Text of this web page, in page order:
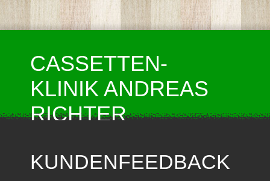
CASSETTEN-
KLINIK ANDREAS
RICHTER
KUNDENFEEDBACK